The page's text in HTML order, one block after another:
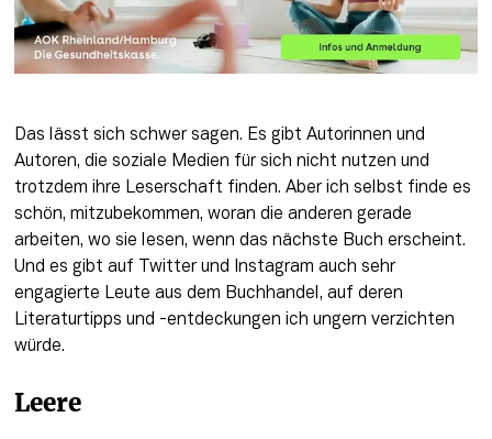
Das lässt sich schwer sagen. Es gibt Autorinnen und
Autoren, die soziale Medien für sich nicht nutzen und
trotzdem ihre Leserschaft finden. Aber ich selbst finde es
schön, mitzubekommen, woran die anderen gerade
arbeiten, wo sie lesen, wenn das nächste Buch erscheint.
Und es gibt auf Twitter und Instagram auch sehr
engagierte Leute aus dem Buchhandel, auf deren
Literaturtipps und -entdeckungen ich ungern verzichten
würde.
Leere